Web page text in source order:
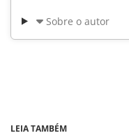
Sobre o autor
LEIA TAMBÉM